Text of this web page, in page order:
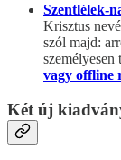
Szentlélek-
Krisztus
szól majd:
személyesen
vagy offline
Két új